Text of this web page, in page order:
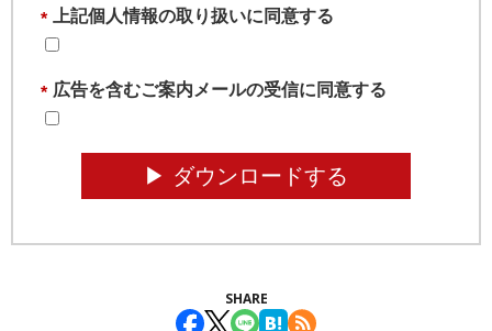
* 上記個人情報の取り扱いに同意する
* 広告を含むご案内メールの受信に同意する
▶︎ ダウンロードする
SHARE